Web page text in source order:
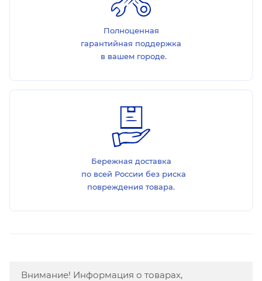
Полноценная
гарантийная поддержка
в вашем городе.
Бережная доставка
по всей России без риска
повреждения товара.
Внимание! Информация о товарах,